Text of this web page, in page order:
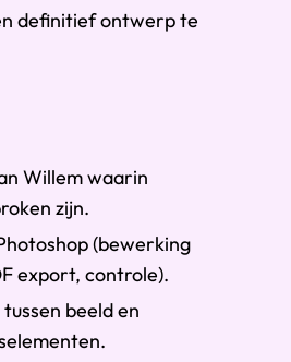
definitief ontwerp te
Willem waarin
zijn.
(bewerking
export, controle).
beeld en